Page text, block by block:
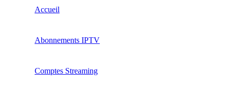
Accueil
Abonnements IPTV
Comptes Streaming